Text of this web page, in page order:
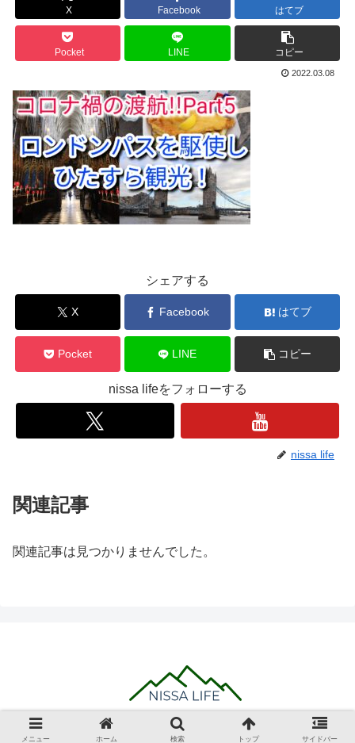
X Facebook はてブ
Pocket LINE コピー
2022.03.08
シェアする
X Facebook はてブ
Pocket LINE コピー
nissa lifeをフォローする
nissa life
関連記事
関連記事は見つかりませんでした。
© 2020 NISSA LIFE.
メニュー ホーム 検索 トップ サイドバー